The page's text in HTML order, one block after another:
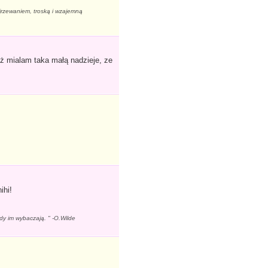
troską i wzajemną
taka małą nadzieje, ze
im wybaczają. " -O.Wilde